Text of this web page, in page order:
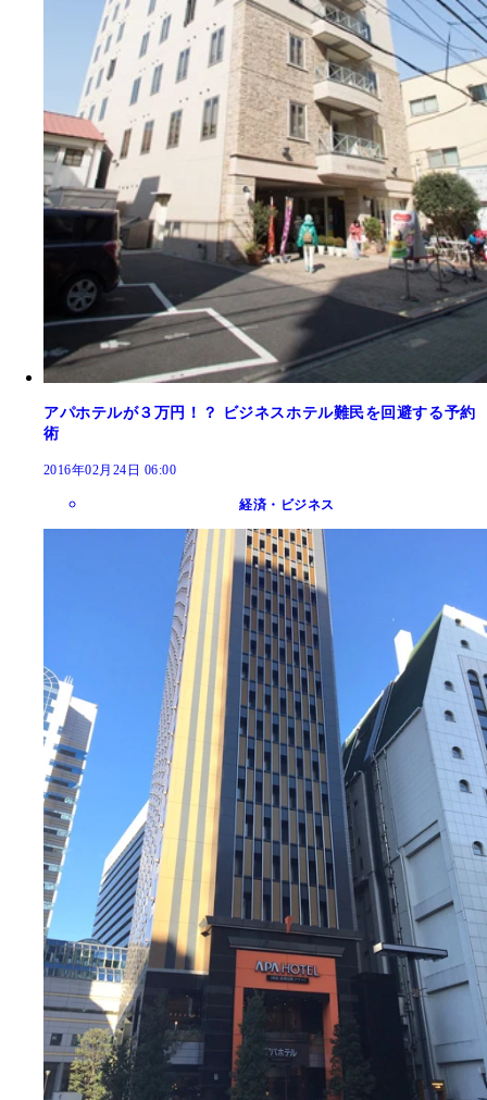
アパホテルが３万円！？ ビジネスホテル難民を回避する予約
術
2016年02月24日 06:00
経済・ビジネス